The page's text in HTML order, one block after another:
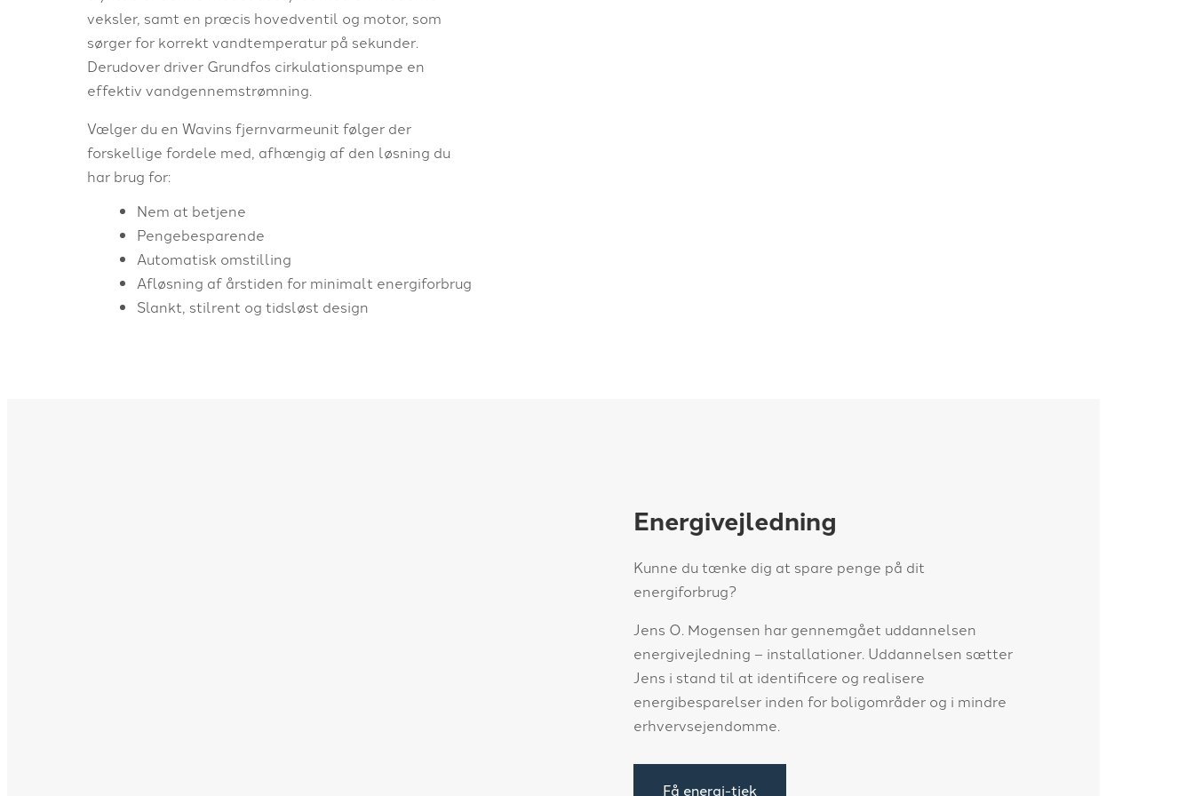
veksler, samt en præcis hovedventil og motor, som
sørger for korrekt vandtemperatur på sekunder.
Derudover driver Grundfos cirkulationspumpe en
effektiv vandgennemstrømning.
Vælger du en Wavins fjernvarmeunit følger der
forskellige fordele med, afhængig af den løsning du
har brug for:​
Nem at betjene
Pengebesparende
Automatisk omstilling
Afløsning af årstiden for minimalt energiforbrug
Slankt, stilrent og tidsløst design
Energivejledning
​Kunne du tænke dig at spare penge på dit
energiforbrug?
​Jens O. Mogensen har gennemgået uddannelsen
energivejledning – installationer. Uddannelsen sætter
Jens i stand til at identificere og realisere
energibesparelser inden for boligområder og i mindre
erhvervsejendomme.
Få energi-tjek